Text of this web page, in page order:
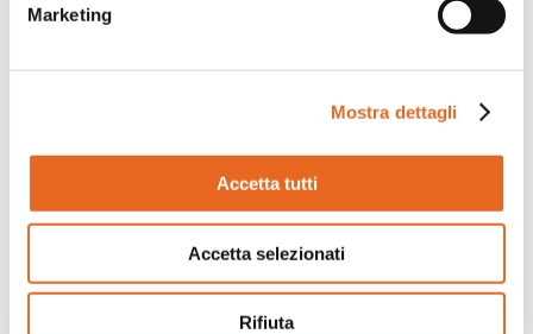
Marketing
Mostra dettagli
Accetta tutti
Accetta selezionati
Rifiuta
quando l’organista era ammalato – si
sedute del governo, accorgendosi della
con grande soddisfazione di quei mariti
che vedevano “il signor ministro”, come
uno di loro, con la nota delle spese in
matrimonio del suo autista, Josef gli ha